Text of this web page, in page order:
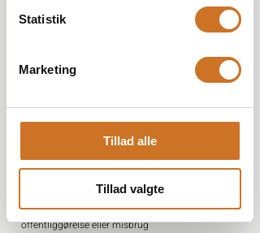
Statistik
Marketing
Tillad alle
Tillad valgte
af login eller ved køb.
Jeg behandler dine personoplysninger sikkert og
fortroligt i overensstemmelse med gældende
udelukkende til det formål, de er indsamlet til, og
længere relevant. Tekniske og organisatoriske
foranstaltninger er implementeret for at sikre dine
oplysninger mod uautoriseret adgang, sletning,
offentliggørelse eller misbrug